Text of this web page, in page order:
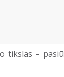
tikslas –